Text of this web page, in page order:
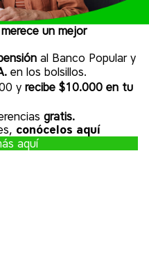
un mejor
al Banco Popular y
en los bolsillos.
y recibe $10.000 en tu
gratis.
conócelos aquí
aquí